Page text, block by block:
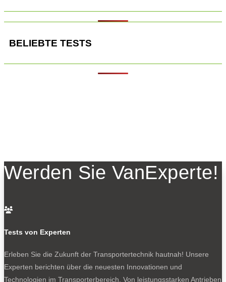
BELIEBTE TESTS
Werden Sie VanExperte!

Tests von Experten
Erleben Sie die Zukunft der Transportertechnik hautnah! Unsere
Experten berichten über die neuesten Innovationen und
Technologien im Transporterbereich. Von leistungsstarken Antrieben